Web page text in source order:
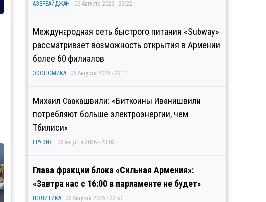
АЗЕРБАЙДЖАН 06 Августа 2026 - 23:22
Международная сеть быстрого питания «Subway»
рассматривает возможность открытия в Армении
более 60 филиалов
ЭКОНОМИКА 06 Августа 2026 - 23:11
Михаил Саакашвили: «Биткоины Иванишвили
потребляют больше электроэнергии, чем
Тбилиси»
ГРУЗИЯ 06 Августа 2026 - 23:03
Глава фракции блока «Сильная Армения»:
«Завтра нас с 16:00 в парламенте не будет»
ПОЛИТИКА 06 Августа 2026 - 22:57